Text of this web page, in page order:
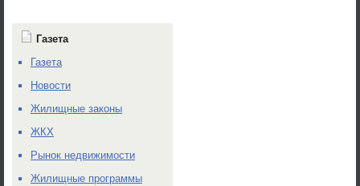
Газета
Газета
Новости
Жилищные законы
ЖКХ
Рынок недвижимости
Жилищные программы